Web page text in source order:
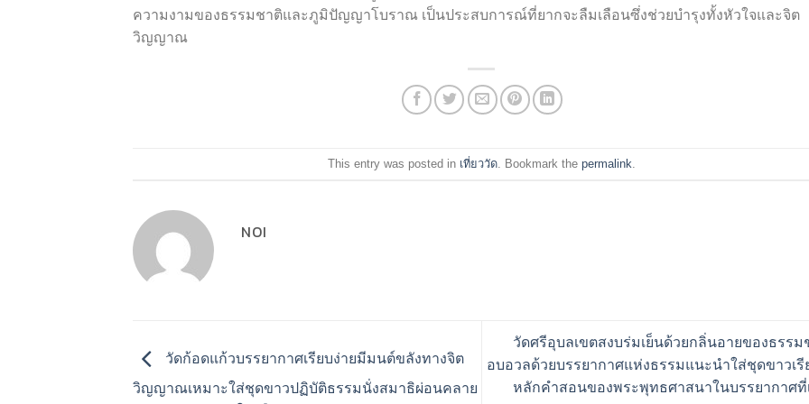
ความงามของธรรมชาติและภูมิปัญญาโบราณ เป็นประสบการณ์ที่ยากจะลืมเลือนซึ่งช่วยบำรุงทั้งหัวใจและจิต
วิญญาณ
This entry was posted in เที่ยววัด. Bookmark the permalink
NOI
วัดก้อดแก้วบรรยากาศเรียบง่ายมีมนต์ขลังทางจิต
วิญญาณเหมาะใส่ชุดขาวปฏิบัติธรรมนั่งสมาธิผ่อนคลาย
วัดศรีอุบลเขตสงบร่มเย็นด้วยกลิ่นอายของธรรม
อบอวลด้วยบรรยากาศแห่งธรรมแนะนำใส่ชุดขาวเรี
หลักคำสอนของพระพุทธศาสนาในบรรยากาศที่